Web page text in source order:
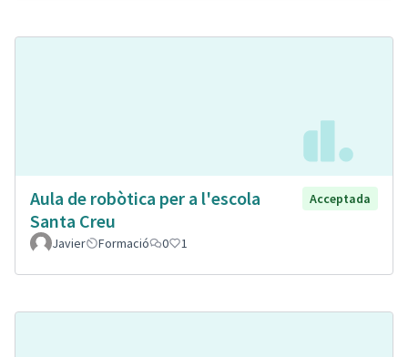
Aula de robòtica per a l'escola
Santa Creu
Acceptada
Javier Formació 0 1